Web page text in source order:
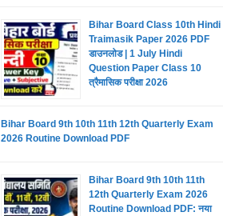
Bihar Board Class 10th Hindi
Traimasik Paper 2026 PDF
डाउनलोड | 1 July Hindi
Question Paper Class 10
त्रैमासिक परीक्षा 2026
Bihar Board 9th 10th 11th 12th Quarterly Exam
2026 Routine Download PDF
Bihar Board 9th 10th 11th
12th Quarterly Exam 2026
Routine Download PDF: नया